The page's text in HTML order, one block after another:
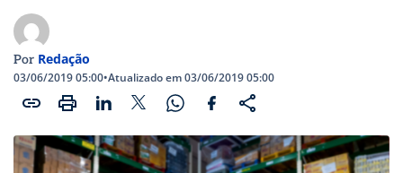
Por Redação
03/06/2019 05:00•Atualizado em 03/06/2019 05:00